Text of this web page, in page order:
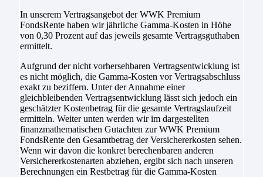
In unserem Vertragsangebot der WWK Premium
FondsRente haben wir jährliche Gamma-Kosten in Höhe
von 0,30 Prozent auf das jeweils gesamte Vertragsguthaben
ermittelt.
Aufgrund der nicht vorhersehbaren Vertragsentwicklung ist
es nicht möglich, die Gamma-Kosten vor Vertragsabschluss
exakt zu beziffern. Unter der Annahme einer
gleichbleibenden Vertragsentwicklung lässt sich jedoch ein
geschätzter Kostenbetrag für die gesamte Vertragslaufzeit
ermitteln. Weiter unten werden wir im dargestellten
finanzmathematischen Gutachten zur WWK Premium
FondsRente den Gesamtbetrag der Versichererkosten sehen.
Wenn wir davon die konkret berechenbaren anderen
Versichererkostenarten abziehen, ergibt sich nach unseren
Berechnungen ein Restbetrag für die Gamma-Kosten